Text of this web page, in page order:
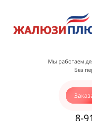
Мы работаем
Без
8-